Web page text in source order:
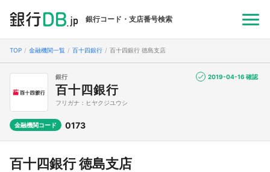
銀行コード・支店番号検索
TOP 金融機関一覧 百十四銀行 百十四銀行 徳島支店
銀行
百十四銀行
フリガナ：ヒヤクジユウシ
金融機関コード 0173
2019-04-16 確認
百十四銀行 徳島支店